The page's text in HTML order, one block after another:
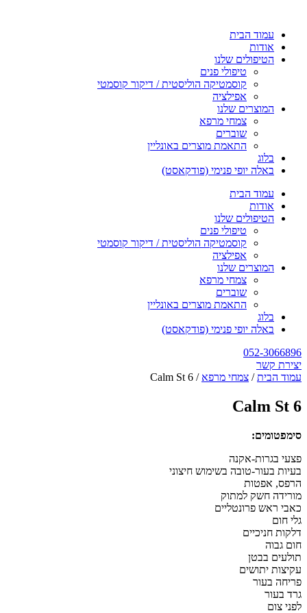
עמוד הבית
אודות
הטיפולים שלנו
טיפולי פנים
קוסמטיקה הוליסטית / דיקור קוסמטי
אפילציה
המוצרים שלנו
צמחי מרפא
שוברים
התאמת מוצרים באונליין
בלוג
באלה יופי פנימי (פודקאסט)
עמוד הבית
אודות
הטיפולים שלנו
טיפולי פנים
קוסמטיקה הוליסטית / דיקור קוסמטי
אפילציה
המוצרים שלנו
צמחי מרפא
שוברים
התאמת מוצרים באונליין
בלוג
באלה יופי פנימי (פודקאסט)
052-3066896
יצירת קשר
עמוד הבית/ צמחי מרפא / Calm St 6
Calm St 6
סימפטומים:
פצעי בגרות-אקנה
בעיות בעור-טובה בשימוש חיצוני
הרפס, אפטות
מורידה חשק למתוק
כאבי ראש פרונטליים
גלי חום
דלקות חניכיים
חום גבוה
תולעים בבטן
עקיצות יתושים
פריחה בעור
גרד בעור
לפני צום